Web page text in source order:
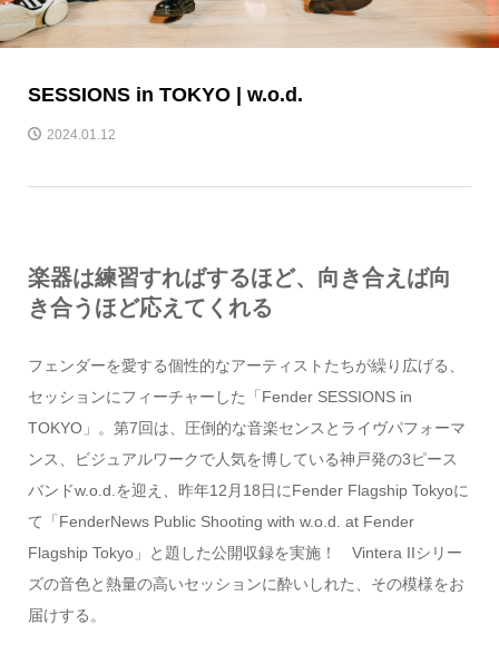
SESSIONS in TOKYO | w.o.d.
2024.01.12
楽器は練習すればするほど、向き合えば向
き合うほど応えてくれる
フェンダーを愛する個性的なアーティストたちが繰り広げる、
セッションにフィーチャーした「Fender SESSIONS in
TOKYO」。第7回は、圧倒的な音楽センスとライヴパフォーマ
ンス、ビジュアルワークで人気を博している神戸発の3ピース
バンドw.o.d.を迎え、昨年12月18日にFender Flagship Tokyoに
て「FenderNews Public Shooting with w.o.d. at Fender
Flagship Tokyo」と題した公開収録を実施！ Vintera IIシリー
ズの音色と熱量の高いセッションに酔いしれた、その模様をお
届けする。